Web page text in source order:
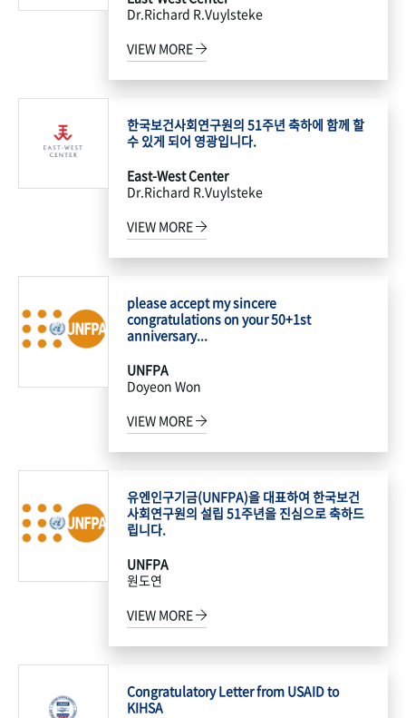
Dr.Richard R.Vuylsteke
VIEW MORE
한국보건사회연구원의 51주년 축하에 함께 할
수 있게 되어 영광입니다.
East-West Center
Dr.Richard R.Vuylsteke
VIEW MORE
please accept my sincere
congratulations on your 50+1st
anniversary...
UNFPA
Doyeon Won
VIEW MORE
유엔인구기금(UNFPA)을 대표하여 한국보건
사회연구원의 설립 51주년을 진심으로 축하드
립니다.
UNFPA
원도연
VIEW MORE
Congratulatory Letter from USAID to
KIHSA